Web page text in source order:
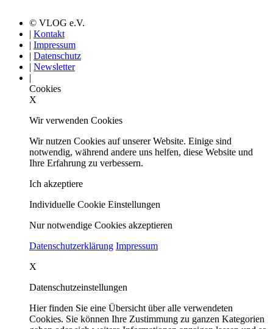
© VLOG e.V.
| Kontakt
| Impressum
| Datenschutz
| Newsletter
|
Cookies
X
Wir verwenden Cookies
Wir nutzen Cookies auf unserer Website. Einige sind
notwendig, während andere uns helfen, diese Website und
Ihre Erfahrung zu verbessern.
Ich akzeptiere
Individuelle Cookie Einstellungen
Nur notwendige Cookies akzeptieren
Datenschutzerklärung Impressum
X
Datenschutzeinstellungen
Hier finden Sie eine Übersicht über alle verwendeten
Cookies. Sie können Ihre Zustimmung zu ganzen Kategorien